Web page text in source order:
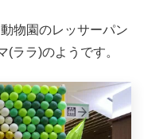
物園のレッサーパン
(ララ)のようです。